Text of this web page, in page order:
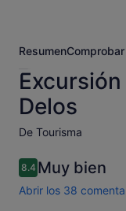
Resumen
Delos
De Tourisma
8.48.4 sobre 10
Muy bien
Abrir los 38